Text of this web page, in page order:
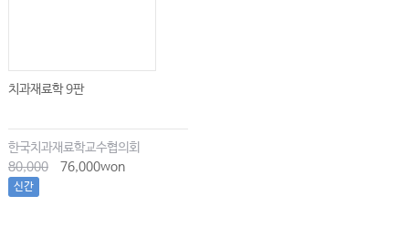
치과재료학 9판
한국치과재료학교수협의회
80,000
76,000won
신간